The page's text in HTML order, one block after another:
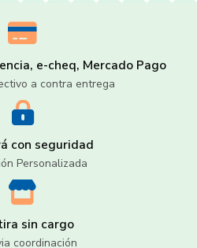
e-cheq, Mercado Pago
a contra entrega
con seguridad
Personalizada
sin cargo
coordinación